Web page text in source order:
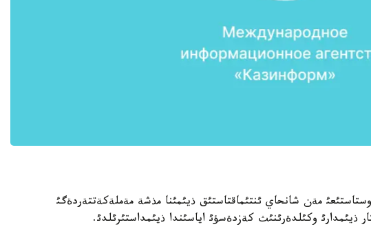
مةن شانحاي ئنتئماقتاستئق ذيئمئنا مذشة مةملةكةتتةردةگئ
ذيئمدارئ وكئلدةرئنئث كةزدةسؤئ اياسئندا ذيئمداستئرئلدئ.